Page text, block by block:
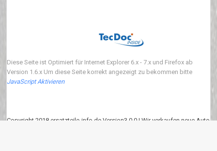
Diese Seite ist Optimiert für Internet Explorer 6.x - 7.x und Firefox ab
Version 1.6.x Um diese Seite korrekt angezeigt zu bekommen bitte
JavaScript Aktivieren
Copyright 2018 ersatzteile-info.de Version3.0.0 | Wir verkaufen neue Auto